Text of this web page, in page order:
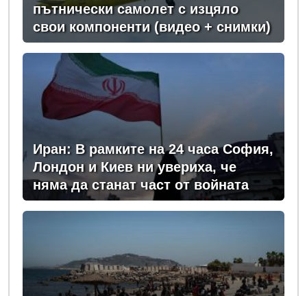
пътнически самолет с изцяло
свои компоненти (видео + снимки)
Иран: В рамките на 24 часа София,
Лондон и Киев ни увериха, че
няма да станат част от войната